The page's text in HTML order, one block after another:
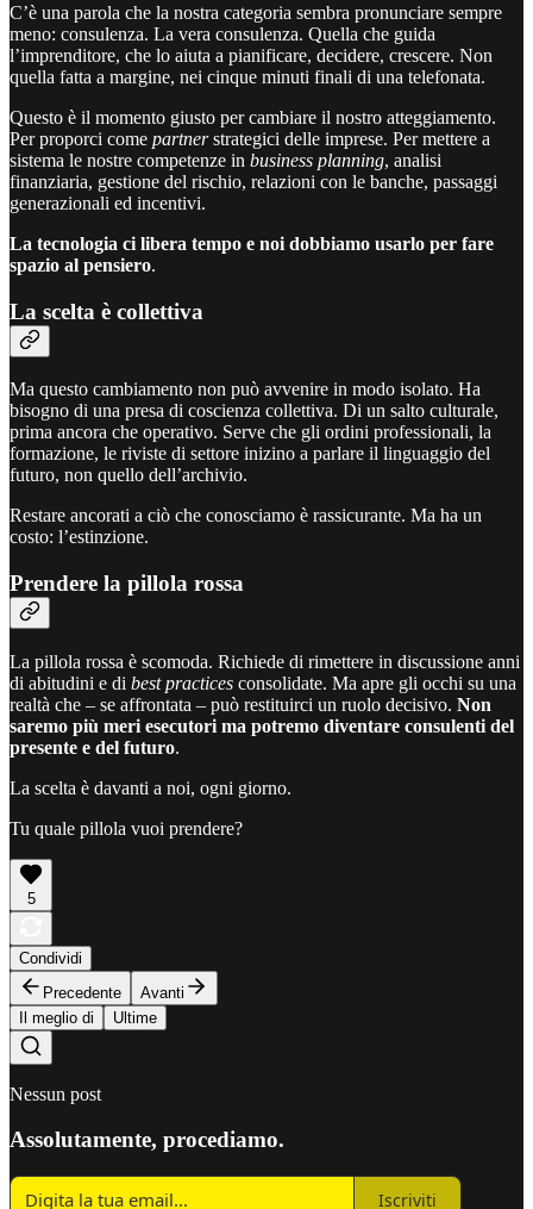
C’è una parola che la nostra categoria sembra pronunciare sempre
meno: consulenza. La vera consulenza. Quella che guida
l’imprenditore, che lo aiuta a pianificare, decidere, crescere. Non
quella fatta a margine, nei cinque minuti finali di una telefonata.
Questo è il momento giusto per cambiare il nostro atteggiamento.
Per proporci come partnerstrategici delle imprese. Per mettere a
sistema le nostre competenze in business planning, analisi
finanziaria, gestione del rischio, relazioni con le banche, passaggi
generazionali ed incentivi.
La tecnologia ci libera tempo e noi dobbiamo usarlo per fare
spazio al pensiero.
La scelta è collettiva
Ma questo cambiamento non può avvenire in modo isolato. Ha
bisogno di una presa di coscienza collettiva. Di un salto culturale,
prima ancora che operativo. Serve che gli ordini professionali, la
formazione, le riviste di settore inizino a parlare il linguaggio del
futuro, non quello dell’archivio.
Restare ancorati a ciò che conosciamo è rassicurante. Ma ha un
costo: l’estinzione.
Prendere la pillola rossa
La pillola rossa è scomoda. Richiede di rimettere in discussione anni
di abitudini e di best practices consolidate. Ma apre gli occhi su una
realtà che – se affrontata – può restituirci un ruolo decisivo. Non
saremo più meri esecutori ma potremo diventare consulenti del
presente e del futuro.
La scelta è davanti a noi, ogni giorno.
Tu quale pillola vuoi prendere?
5
Condividi
Precedente
Avanti
Il meglio di
Ultime
Nessun post
Assolutamente, procediamo.
Iscriviti